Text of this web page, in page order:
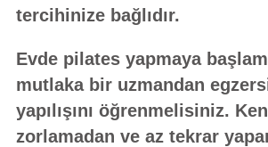
tercihinize bağlıdır.
Evde pilates yapmaya
mutlaka bir uzmandan
yapılışını öğrenmelisiniz.
zorlamadan ve az tekrar